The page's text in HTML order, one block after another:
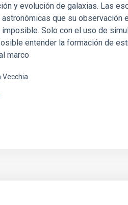
y evolución de galaxias. Las
astronómicas que su observación
Solo con el uso de
entender la formación de
marco
Vecchia